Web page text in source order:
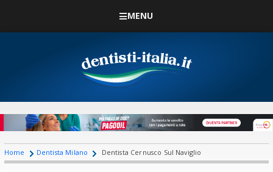
MENU
Home Dentista Milano Dentista Cernusco Sul Naviglio